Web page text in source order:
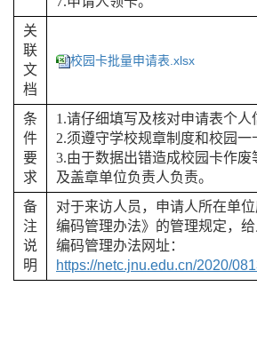
关
联
文
档
校园卡批量申请表.xlsx
条
件
要
求
1.请仔细填写及核对申请表个人
2.须遵守学校规章制度和校园一
3.由于数据出错造成校园卡作
及盖章单位负责人负责。
备
注
说
明
对于来访人员，申请人所在单
编码管理办法》的管理规定，
编码管理办法网址：
https://netc.jnu.edu.cn/2020/